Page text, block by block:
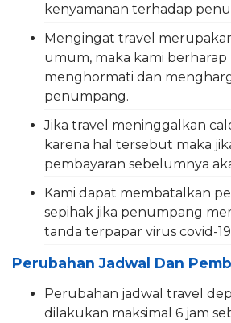
kenyamanan terhadap
Mengingat travel
umum, maka kami berharap
menghormati dan
penumpang.
Jika travel meninggalkan
karena hal tersebut maka
pembayaran sebelumnya
Kami dapat membatalkan
sepihak jika penumpang
tanda terpapar virus covid-19
Perubahan Jadwal Dan
Perubahan jadwal travel
dilakukan maksimal 6 jam